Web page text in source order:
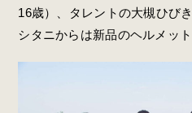
16歳）、タレントの大槻ひび
シタニからは新品のヘルメッ